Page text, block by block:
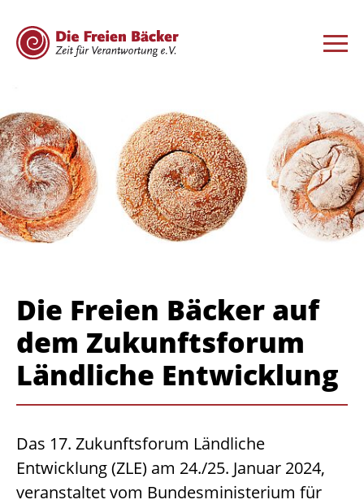
Die Freien Bäcker auf
dem Zukunftsforum
Ländliche Entwicklung
Das 17. Zukunftsforum Ländliche
Entwicklung (ZLE) am 24./25. Januar 2024,
veranstaltet vom Bundesministerium für